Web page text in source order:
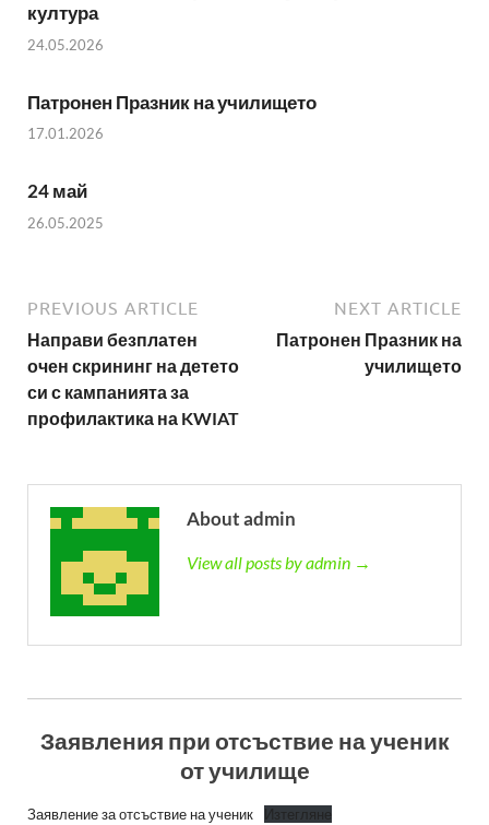
култура
24.05.2026
Патронен Празник на училището
17.01.2026
24 май
26.05.2025
PREVIOUS ARTICLE
Направи безплатен
очен скрининг на детето
си с кампанията за
профилактика на KWIAT
NEXT ARTICLE
Патронен Празник на
училището
About admin
View all posts by admin →
Заявления при отсъствие на ученик
от училище
Заявление за отсъствие на ученик
Изтегляне